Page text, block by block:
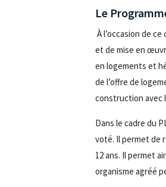
Le
À l’occasion de
et de mise en
en logements et
de l’offre de
construction avec
Dans le cadre du
voté. Il permet de
12 ans. Il permet
organisme agréé